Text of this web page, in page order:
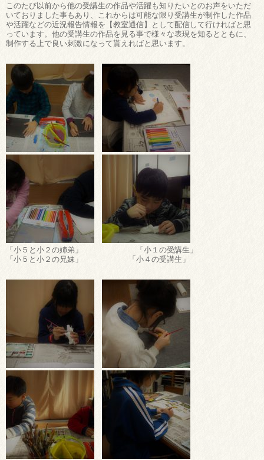
このたび以前から他の受講生の作品や活躍も知りたいとのお声をいただ
いておりました事もあり、これからは可能な限り受講生が制作した作品
や活躍などの近況報告情報を【教室通信】として配信して行ければと思
っています。他の受講生の作品を見る事で様々な表現を知るとともに、
制作する上で良い刺激になって貰えればと思います。
「小５と小２の姉弟」 「小１の受講生」
「小５と小２の兄妹」 「小４の受講生」